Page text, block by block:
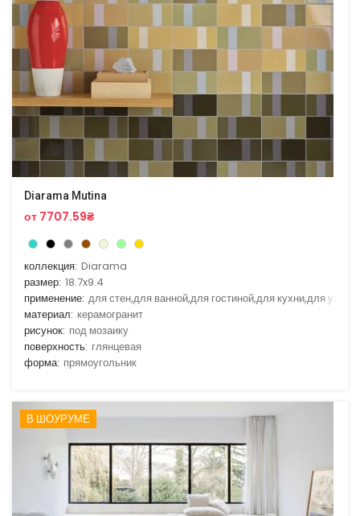
Diarama Mutina
от 7707.59₴
коллекция: Diarama
размер: 18.7x9.4
применение: для стен,для ванной,для гостиной,для кухни,для улицы
материал: керамогранит
рисунок: под мозаику
поверхность: глянцевая
форма: прямоугольник
В ШОУРУМЕ